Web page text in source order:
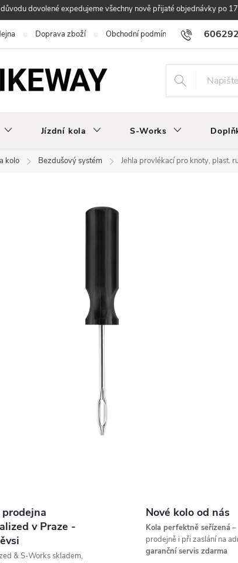
dovolené expedujeme všechny nově přijaté objednávky po
Doprava zboží Obchodní podmínky Podmínky
Jízdní kola S-Works
kolo Bezdušový systém Jehla provlékací pro knoty, plast.
prodejna
v Praze -
& S-Works skladem,
Nové kolo od nás
Kola perfektně seřízená–
prodejně i při zaslání na
garanční servis zdarma